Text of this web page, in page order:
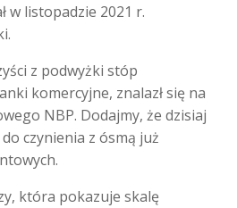
w listopadzie 2021 r.
z podwyżki stóp
komercyjne, znalazł się na
NBP. Dodajmy, że dzisiaj
czynienia z ósmą już
która pokazuje skalę